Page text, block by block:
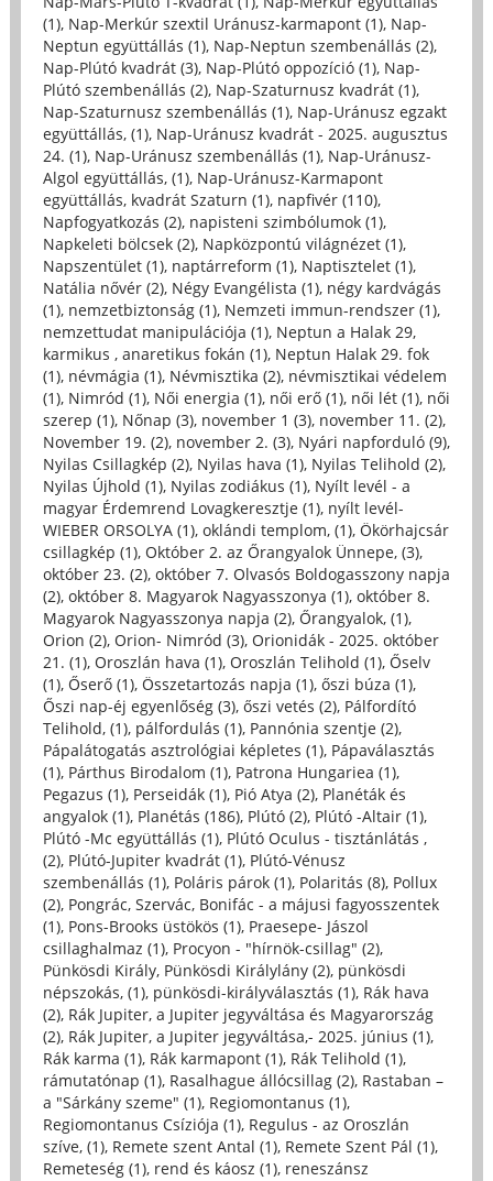
(1), Nap-Merkúr szextil Uránusz-karmapont (1), Nap-
Neptun együttállás (1), Nap-Neptun szembenállás (2),
Nap-Plútó kvadrát (3), Nap-Plútó oppozíció (1), Nap-
Plútó szembenállás (2), Nap-Szaturnusz kvadrát (1),
Nap-Szaturnusz szembenállás (1), Nap-Uránusz egzakt
együttállás, (1), Nap-Uránusz kvadrát - 2025. augusztus
24. (1), Nap-Uránusz szembenállás (1), Nap-Uránusz-
Algol együttállás, (1), Nap-Uránusz-Karmapont
együttállás, kvadrát Szaturn (1), napfivér (110),
Napfogyatkozás (2), napisteni szimbólumok (1),
Napkeleti bölcsek (2), Napközpontú világnézet (1),
Napszentület (1), naptárreform (1), Naptisztelet (1),
Natália nővér (2), Négy Evangélista (1), négy kardvágás
(1), nemzetbiztonság (1), Nemzeti immun-rendszer (1),
nemzettudat manipulációja (1), Neptun a Halak 29,
karmikus , anaretikus fokán (1), Neptun Halak 29. fok
(1), névmágia (1), Névmisztika (2), névmisztikai védelem
(1), Nimród (1), Női energia (1), női erő (1), női lét (1), női
szerep (1), Nőnap (3), november 1 (3), november 11. (2),
November 19. (2), november 2. (3), Nyári napforduló (9),
Nyilas Csillagkép (2), Nyilas hava (1), Nyilas Telihold (2),
Nyilas Újhold (1), Nyilas zodiákus (1), Nyílt levél - a
magyar Érdemrend Lovagkeresztje (1), nyílt levél-
WIEBER ORSOLYA (1), oklándi templom, (1), Ökörhajcsár
csillagkép (1), Október 2. az Őrangyalok Ünnepe, (3),
október 23. (2), október 7. Olvasós Boldogasszony napja
(2), október 8. Magyarok Nagyasszonya (1), október 8.
Magyarok Nagyasszonya napja (2), Őrangyalok, (1),
Orion (2), Orion- Nimród (3), Orionidák - 2025. október
21. (1), Oroszlán hava (1), Oroszlán Telihold (1), Őselv
(1), Őserő (1), Összetartozás napja (1), őszi búza (1),
Őszi nap-éj egyenlőség (3), őszi vetés (2), Pálfordító
Telihold, (1), pálfordulás (1), Pannónia szentje (2),
Pápalátogatás asztrológiai képletes (1), Pápaválasztás
(1), Párthus Birodalom (1), Patrona Hungariea (1),
Pegazus (1), Perseidák (1), Pió Atya (2), Planéták és
angyalok (1), Planétás (186), Plútó (2), Plútó -Altair (1),
Plútó -Mc együttállás (1), Plútó Oculus - tisztánlátás ,
(2), Plútó-Jupiter kvadrát (1), Plútó-Vénusz
szembenállás (1), Poláris párok (1), Polaritás (8), Pollux
(2), Pongrác, Szervác, Bonifác - a májusi fagyosszentek
(1), Pons-Brooks üstökös (1), Praesepe- Jászol
csillaghalmaz (1), Procyon - "hírnök-csillag" (2),
Pünkösdi Király, Pünkösdi Királylány (2), pünkösdi
népszokás, (1), pünkösdi-királyválasztás (1), Rák hava
(2), Rák Jupiter, a Jupiter jegyváltása és Magyarország
(2), Rák Jupiter, a Jupiter jegyváltása,- 2025. június (1),
Rák karma (1), Rák karmapont (1), Rák Telihold (1),
rámutatónap (1), Rasalhague állócsillag (2), Rastaban –
a "Sárkány szeme" (1), Regiomontanus (1),
Regiomontanus Csíziója (1), Regulus - az Oroszlán
szíve, (1), Remete szent Antal (1), Remete Szent Pál (1),
Remeteség (1), rend és káosz (1), reneszánsz